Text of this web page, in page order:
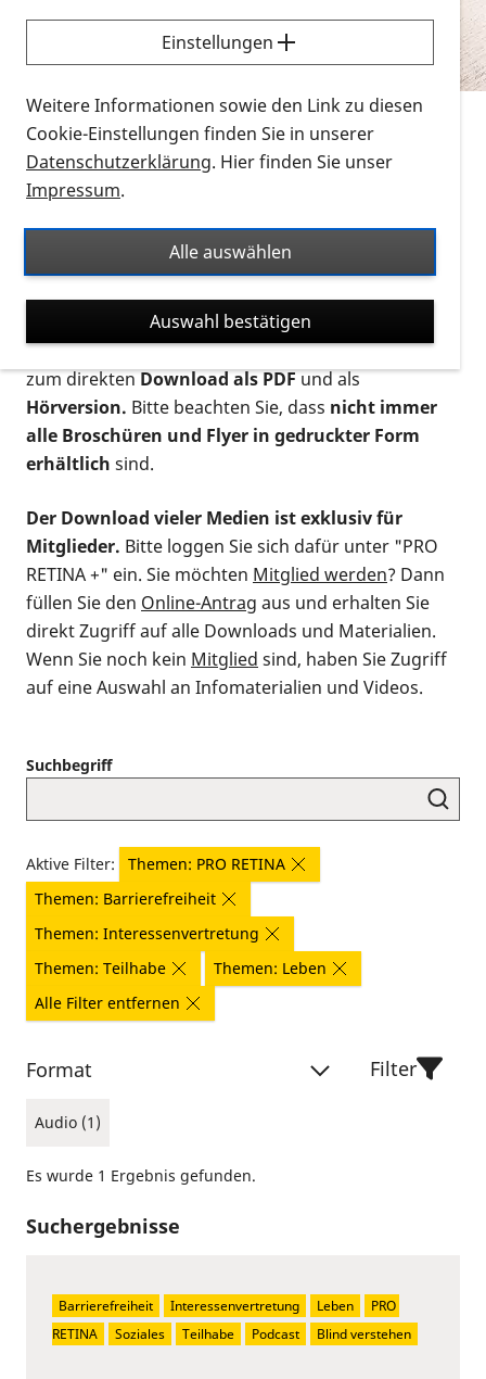
Sie möchten wissen, wie Sie nach Infonmaterial
suchen und dieses bestellen bzw. herunterladen
können? Schauen Sie sich dieErklärvideos zum
Thema Infomaterial auf der PRO RETINA-Website
für blinde und sehbehinderte Menschen an.
Auf dieser Seite finden Sie sämtliches Infomaterial
Ort. Nutzen Sie den Formatfilter, um ausschließlich
nach Flyern und Broschüren, Audios oder Videos zu
suchen. Die meisten Flyer und Broschüren werden in
verschiedenen Formaten angeboten: zur
postalischen Bestellung als gedruckte Variante
zum direktenDownload als PDFund als
Hörversion. Bitte beachten Sie, dass nicht immer
alle Broschüren und Flyer in gedruckter Form
erhältlich sind.
Der Download vieler Medien ist exklusiv für
Mitglieder. Bitte loggen Sie sich dafür unter "PRO
RETINA +" ein. Sie möchten Mitglied werden? Dann
füllen Sie den Online-Antrag aus und erhalten Sie
direkt Zugriff auf alle Downloads und Materialien.
Wenn Sie noch kein Mitglied sind, haben Sie Zugriff
auf eine Auswahl an Infomaterialien und Videos.
Suchbegriff
Aktive Filter:
Themen: PRO RETINA
Themen: Barrierefreiheit
Themen: Interessenvertretung
Themen: Teilhabe
Themen: Leben
Alle Filter entfernen
Format
Audio (1)
Filter
Es wurde 1 Ergebnis gefunden.
Suchergebnisse
Barrierefreiheit Interessenvertretung Leben
PRO
RETINA
Soziales Teilhabe Podcast Blind verstehen
Einstellungen
Weitere Informationen sowie den Link zu diesen
Cookie-Einstellungen finden Sie in unserer
Datenschutzerklärung. Hier finden Sie unser
Impressum.
Alle auswählen
Auswahl bestätigen